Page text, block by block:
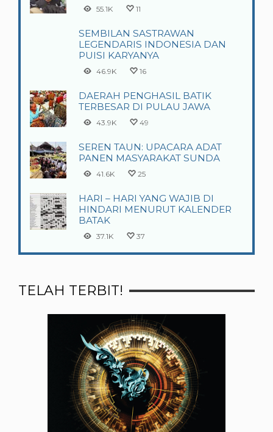
55.1K 11
SEMBILAN SASTRAWAN
LEGENDARIS INDONESIA DAN
PUISI KARYANYA
46.9K 16
DAERAH PENGHASIL BATIK
TERBESAR DI PULAU JAWA
43.9K 49
SEREN TAUN: UPACARA ADAT
PANEN MASYARAKAT SUNDA
41.6K 25
HARI – HARI YANG WAJIB DI
HINDARI MENURUT KALENDER
BATAK
37.1K 37
TELAH TERBIT!